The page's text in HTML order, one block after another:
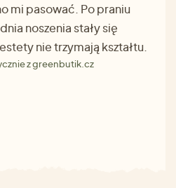
mi pasować. Po praniu
noszenia stały się
nie trzymają kształtu.
z greenbutik.cz